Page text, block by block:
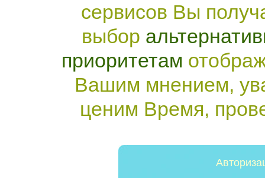
сервисов Вы
выбор
приоритетам
Вашим мнением,
ценим Время,